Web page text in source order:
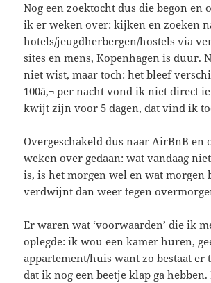
Nog een zoektocht dus die begon en
ik er weken over: kijken en zoeken
hotels/jeugdherbergen/hostels via
sites en mens, Kopenhagen is duur.
niet wist, maar toch: het bleef
100â‚¬ per nacht vond ik niet direct
kwijt zijn voor 5 dagen, dat vind ik
Overgeschakeld dus naar AirBnB en
weken over gedaan: wat vandaag
is, is het morgen wel en wat morgen
verdwijnt dan weer tegen
Er waren wat ‘voorwaarden’ die ik
oplegde: ik wou een kamer huren,
appartement/huis want zo bestaat er
dat ik nog een beetje klap ga